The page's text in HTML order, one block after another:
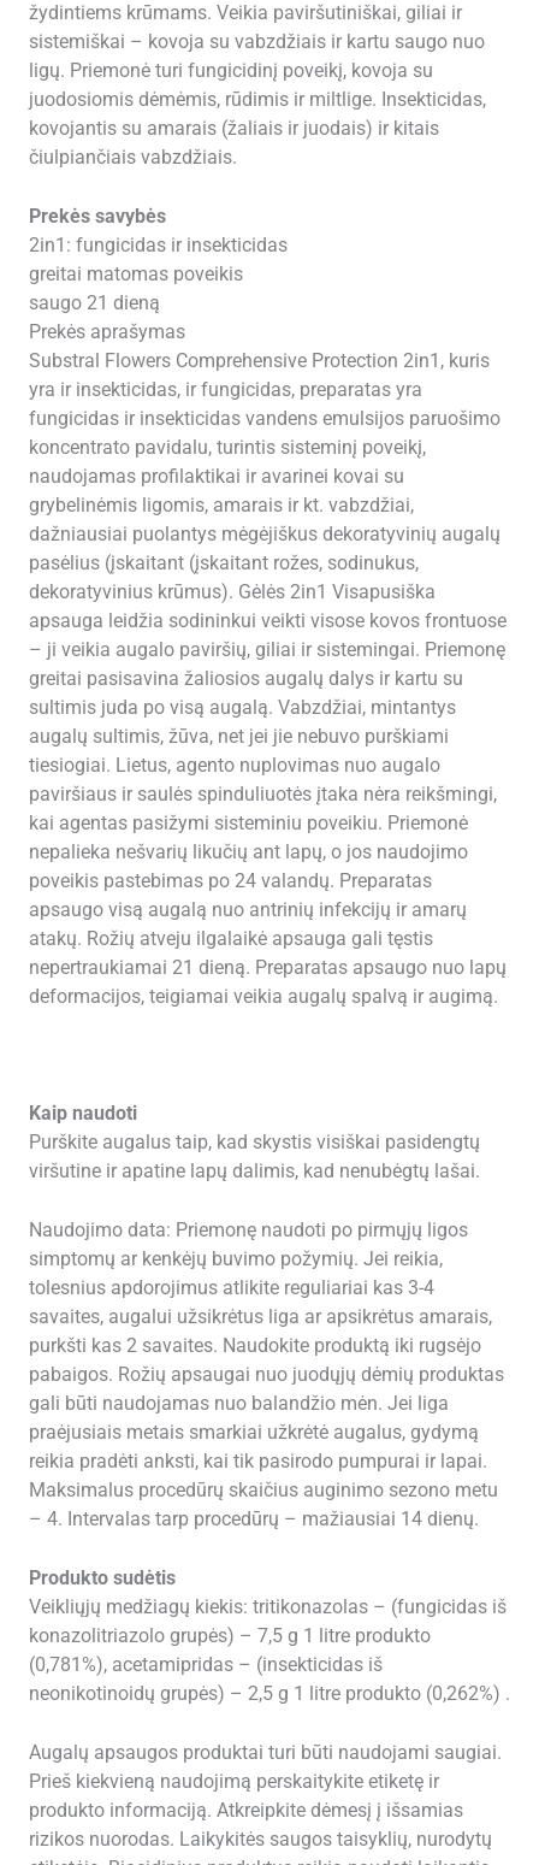
žydintiems krūmams. Veikia paviršutiniškai, giliai ir
sistemiškai – kovoja su vabzdžiais ir kartu saugo nuo
ligų. Priemonė turi fungicidinį poveikį, kovoja su
juodosiomis dėmėmis, rūdimis ir miltlige. Insekticidas,
kovojantis su amarais (žaliais ir juodais) ir kitais
čiulpiančiais vabzdžiais.
Prekės savybės
2in1: fungicidas ir insekticidas
greitai matomas poveikis
saugo 21 dieną
Prekės aprašymas
Substral Flowers Comprehensive Protection 2in1, kuris
yra ir insekticidas, ir fungicidas, preparatas yra
fungicidas ir insekticidas vandens emulsijos paruošimo
koncentrato pavidalu, turintis sisteminį poveikį,
naudojamas profilaktikai ir avarinei kovai su
grybelinėmis ligomis, amarais ir kt. vabzdžiai,
dažniausiai puolantys mėgėjiškus dekoratyvinių augalų
pasėlius (įskaitant (įskaitant rožes, sodinukus,
dekoratyvinius krūmus). Gėlės 2in1 Visapusiška
apsauga leidžia sodininkui veikti visose kovos frontuose
– ji veikia augalo paviršių, giliai ir sistemingai. Priemonę
greitai pasisavina žaliosios augalų dalys ir kartu su
sultimis juda po visą augalą. Vabzdžiai, mintantys
augalų sultimis, žūva, net jei jie nebuvo purškiami
tiesiogiai. Lietus, agento nuplovimas nuo augalo
paviršiaus ir saulės spinduliuotės įtaka nėra reikšmingi,
kai agentas pasižymi sisteminiu poveikiu. Priemonė
nepalieka nešvarių likučių ant lapų, o jos naudojimo
poveikis pastebimas po 24 valandų. Preparatas
apsaugo visą augalą nuo antrinių infekcijų ir amarų
atakų. Rožių atveju ilgalaikė apsauga gali tęstis
nepertraukiamai 21 dieną. Preparatas apsaugo nuo lapų
deformacijos, teigiamai veikia augalų spalvą ir augimą.
Kaip naudoti
Purškite augalus taip, kad skystis visiškai pasidengtų
viršutine ir apatine lapų dalimis, kad nenubėgtų lašai.
Naudojimo data: Priemonę naudoti po pirmųjų ligos
simptomų ar kenkėjų buvimo požymių. Jei reikia,
tolesnius apdorojimus atlikite reguliariai kas 3-4
savaites, augalui užsikrėtus liga ar apsikrėtus amarais,
purkšti kas 2 savaites. Naudokite produktą iki rugsėjo
pabaigos. Rožių apsaugai nuo juodųjų dėmių produktas
gali būti naudojamas nuo balandžio mėn. Jei liga
praėjusiais metais smarkiai užkrėtė augalus, gydymą
reikia pradėti anksti, kai tik pasirodo pumpurai ir lapai.
Maksimalus procedūrų skaičius auginimo sezono metu
– 4. Intervalas tarp procedūrų – mažiausiai 14 dienų.
Produkto sudėtis
Veikliųjų medžiagų kiekis: tritikonazolas – (fungicidas iš
konazolitriazolo grupės) – 7,5 g 1 litre produkto
(0,781%), acetamipridas – (insekticidas iš
neonikotinoidų grupės) – 2,5 g 1 litre produkto (0,262%) .
Augalų apsaugos produktai turi būti naudojami saugiai.
Prieš kiekvieną naudojimą perskaitykite etiketę ir
produkto informaciją. Atkreipkite dėmesį į išsamias
rizikos nuorodas. Laikykitės saugos taisyklių, nurodytų